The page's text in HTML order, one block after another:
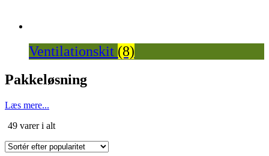
Ventilationskit (8)
Pakkeløsning
Læs mere...
49 varer i altSorteret
popularitet